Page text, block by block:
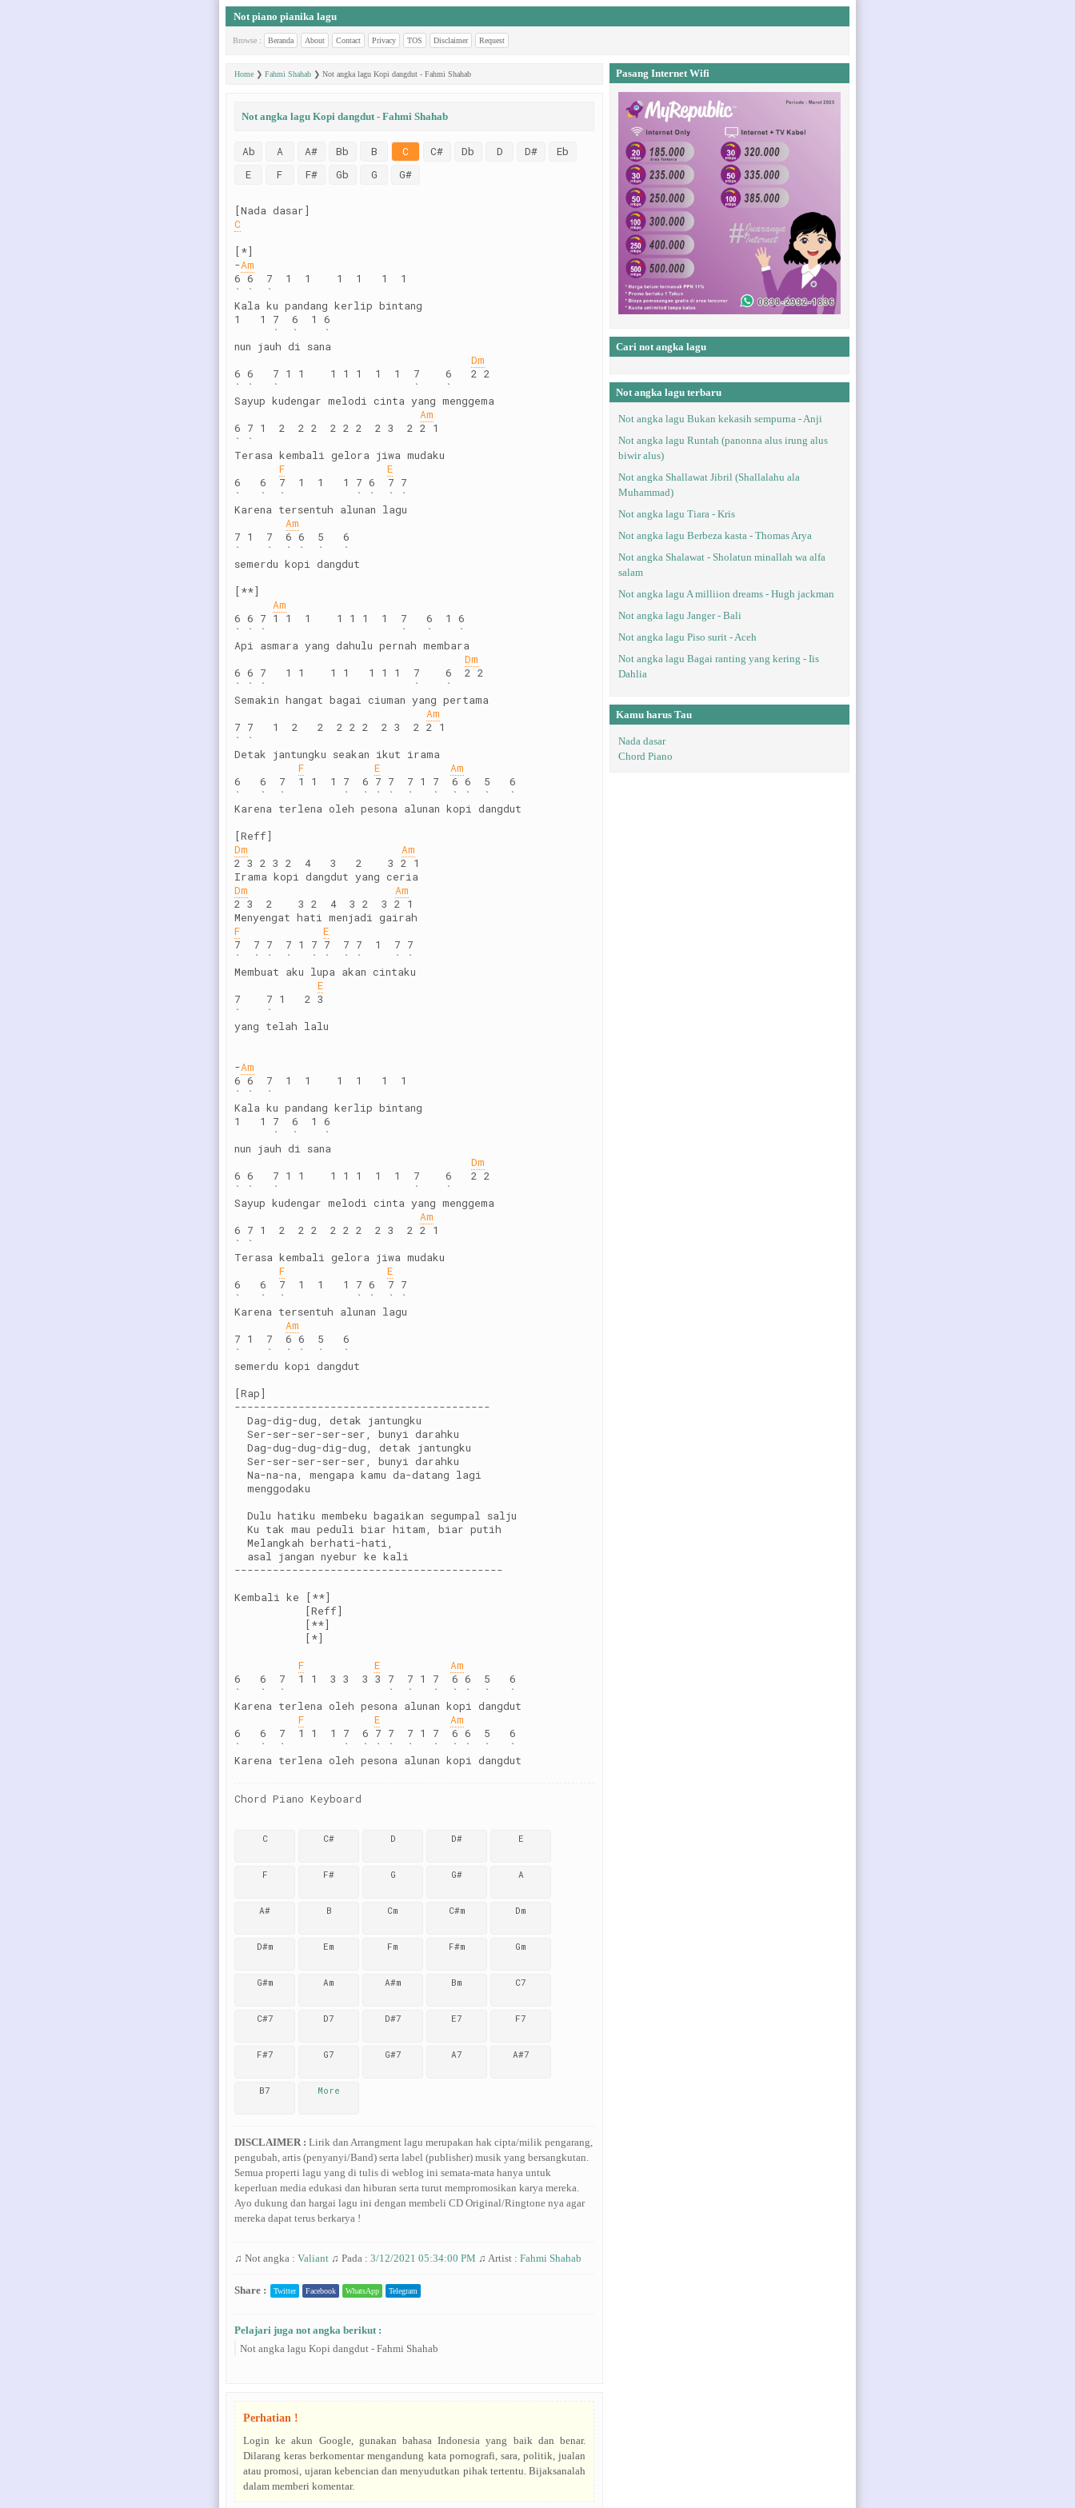
Not piano pianika lagu
Browse : Beranda About Contact Privacy TOS Disclaimer Request
Home ❯ Fahmi Shahab ❯ Not angka lagu Kopi dangdut - Fahmi Shahab
Not angka lagu Kopi dangdut - Fahmi Shahab
Ab A A# Bb B C C# Db D D#
Eb
E
F F# Gb G G#
[Nada dasar]
C
[*]
-Am
6 6  7  1  1    1  1   1  1
` `  `
Kala ku pandang kerlip bintang
1   1 7  6  1 6
      `  `    `
nun jauh di sana
Dm
6 6   7 1 1    1 1 1  1  1  7    6   2 2
` `   `                     `    `
Sayup kudengar melodi cinta yang menggema
Am
6 7 1  2  2 2  2 2 2  2 3  2 2 1
` `
Terasa kembali gelora jiwa mudaku
F
E
6   6  7  1  1   1 7 6  7 7
`   `  `           ` `  ` `
Karena tersentuh alunan lagu
Am
7 1  7  6 6  5   6
`    `  ` `  `   `
semerdu kopi dangdut
[**]
Am
6 6 7 1 1  1    1 1 1  1  7   6  1 6
` ` `                     `   `    `
Api asmara yang dahulu pernah membara
Dm
6 6 7   1 1    1 1   1 1 1  7    6  2 2
` ` `                       `    `
Semakin hangat bagai ciuman yang pertama
Am
7 7   1  2   2  2 2 2  2 3  2 2 1
` `
Detak jantungku seakan ikut irama
F
E
Am
6   6  7  1 1  1 7  6 7 7  7 1 7  6 6  5   6
`   `  `         `  ` ` `  `   `  ` `  `   `
Karena terlena oleh pesona alunan kopi dangdut
[Reff]
Dm
Am
2 3 2 3 2  4   3   2    3 2 1
Irama kopi dangdut yang ceria
Dm
Am
2 3  2    3 2  4  3 2  3 2 1
Menyengat hati menjadi gairah
F
E
7  7 7  7 1 7 7  7 7  1  7 7
`  ` `  `   ` `  ` `     ` `
Membuat aku lupa akan cintaku
E
7    7 1   2 3
`    `
yang telah lalu
-Am
6 6  7  1  1    1  1   1  1
` `  `
Kala ku pandang kerlip bintang
1   1 7  6  1 6
      `  `    `
nun jauh di sana
Dm
6 6   7 1 1    1 1 1  1  1  7    6   2 2
` `   `                     `    `
Sayup kudengar melodi cinta yang menggema
Am
6 7 1  2  2 2  2 2 2  2 3  2 2 1
` `
Terasa kembali gelora jiwa mudaku
F
E
6   6  7  1  1   1 7 6  7 7
`   `  `           ` `  ` `
Karena tersentuh alunan lagu
Am
7 1  7  6 6  5   6
`    `  ` `  `   `
semerdu kopi dangdut
[Rap]
----------------------------------------
  Dag-dig-dug, detak jantungku
  Ser-ser-ser-ser-ser, bunyi darahku
  Dag-dug-dug-dig-dug, detak jantungku
  Ser-ser-ser-ser-ser, bunyi darahku
  Na-na-na, mengapa kamu da-datang lagi
  menggodaku
  Dulu hatiku membeku bagaikan segumpal salju
  Ku tak mau peduli biar hitam, biar putih
  Melangkah berhati-hati,
  asal jangan nyebur ke kali
------------------------------------------
Kembali ke [**]
           [Reff]
           [**]
           [*]
F
E
Am
6   6  7  1 1  3 3  3 3 7  7 1 7  6 6  5   6
`   `  `                `  `   `  ` `  `   `
Karena terlena oleh pesona alunan kopi dangdut
F
E
Am
6   6  7  1 1  1 7  6 7 7  7 1 7  6 6  5   6
`   `  `         `  ` ` `  `   `  ` `  `   `
Karena terlena oleh pesona alunan kopi dangdut
Chord Piano Keyboard
C C# D D# E
F F# G G# A
A# B Cm C#m Dm
D#m Em Fm F#m Gm
G#m Am A#m Bm C7
C#7 D7 D#7 E7 F7
F#7 G7 G#7 A7 A#7
B7 More
DISCLAIMER : Lirik dan Arrangment lagu merupakan hak cipta/milik pengarang,
pengubah, artis (penyanyi/Band) serta label (publisher) musik yang bersangkutan.
Semua properti lagu yang di tulis di weblog ini semata-mata hanya untuk
keperluan media edukasi dan hiburan serta turut mempromosikan karya mereka.
Ayo dukung dan hargai lagu ini dengan membeli CD Original/Ringtone nya agar
mereka dapat terus berkarya !
♫ Not angka : Valiant ♫ Pada : 3/12/2021 05:34:00 PM ♫ Artist : Fahmi Shahab
Share : Twitter Facebook WhatsApp Telegram
Pelajari juga not angka berikut :
Not angka lagu Kopi dangdut - Fahmi Shahab
Perhatian !
Login ke akun Google, gunakan bahasa Indonesia yang baik dan benar.
Dilarang keras berkomentar mengandung kata pornografi, sara, politik, jualan
atau promosi, ujaran kebencian dan menyudutkan pihak tertentu. Bijaksanalah
dalam memberi komentar.
Pasang Internet Wifi
Cari not angka lagu
Not angka lagu terbaru
Not angka lagu Bukan kekasih sempurna - Anji
Not angka lagu Runtah (panonna alus irung alus
biwir alus)
Not angka Shallawat Jibril (Shallalahu ala
Muhammad)
Not angka lagu Tiara - Kris
Not angka lagu Berbeza kasta - Thomas Arya
Not angka Shalawat - Sholatun minallah wa alfa
salam
Not angka lagu A milliion dreams - Hugh jackman
Not angka lagu Janger - Bali
Not angka lagu Piso surit - Aceh
Not angka lagu Bagai ranting yang kering - Iis
Dahlia
Kamu harus Tau
Nada dasar
Chord Piano